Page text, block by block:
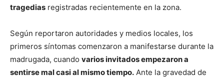
tragedias registradas recientemente en la zona.
Según reportaron autoridades y medios locales, los
primeros síntomas comenzaron a manifestarse durante la
madrugada, cuando varios invitados empezaron a
sentirse mal casi al mismo tiempo. Ante la gravedad de